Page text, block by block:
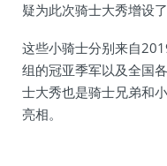
疑为此次骑士大秀增设
这些小骑士分别来自
组的冠亚季军以及全国
士大秀也是骑士兄弟和
亮相。